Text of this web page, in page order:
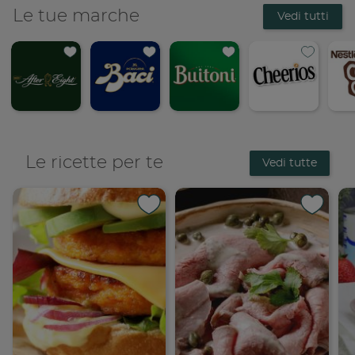
Le tue marche Vedi tutti
Le ricette per te Vedi tutte